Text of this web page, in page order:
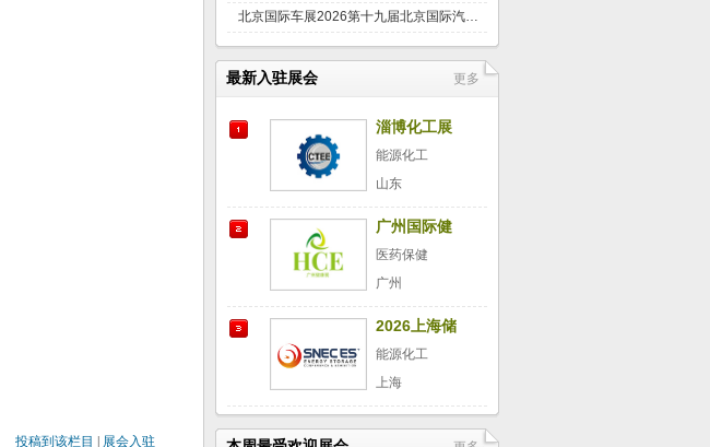
投稿到该栏目
展会入驻
北京国际车展2026第十九届北京国际汽车展览会
最新入驻展会 更多
淄博化工展
能源化工
山东
广州国际健
康产业博览
会
医药保健
广州
2026上海储
能展
能源化工
上海